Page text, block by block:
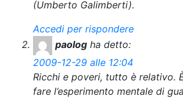
(Umberto Galimberti).
Accedi per rispondere
paolog ha detto:
2009-12-29 alle 12:04
Ricchi e poveri, tutto è relativo.
fare l’esperimento mentale di